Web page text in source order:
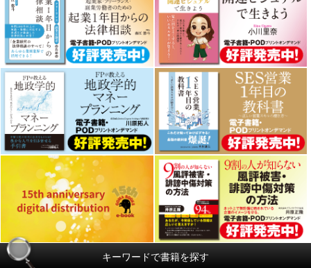
キーワードで書籍を探す